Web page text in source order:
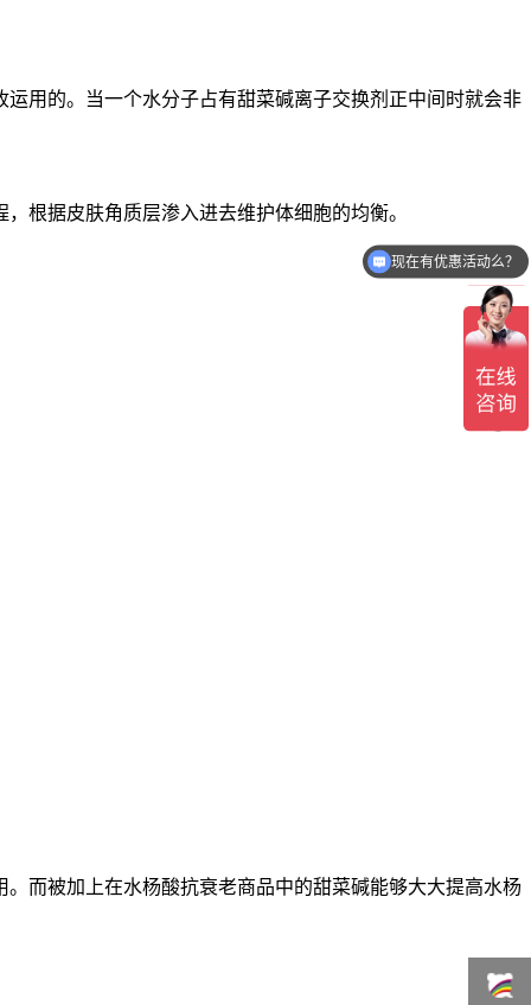
用的。当一个水分子占有甜菜碱离子交换剂正中间时就会非
根据皮肤角质层渗入进去维护体细胞的均衡。
而被加上在水杨酸抗衰老商品中的甜菜碱能够大大提高水杨
现在有优惠活动么？